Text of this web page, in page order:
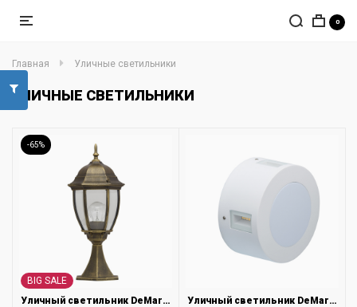
0
Главная Уличные светильники
УЛИЧНЫЕ СВЕТИЛЬНИКИ
-65%
BIG SALE
Уличный светильник DeMarkt Фабур 804040301
Уличный светильник DeMarkt Меркурий 807022801